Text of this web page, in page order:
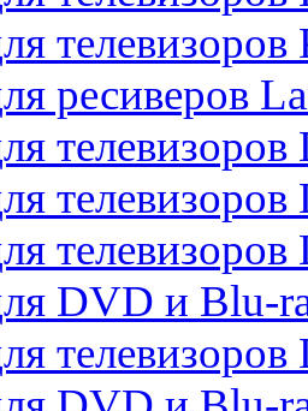
ресиверов
телевизоров
телевизоров
телевизоров
DVD и Blu-
телевизоров